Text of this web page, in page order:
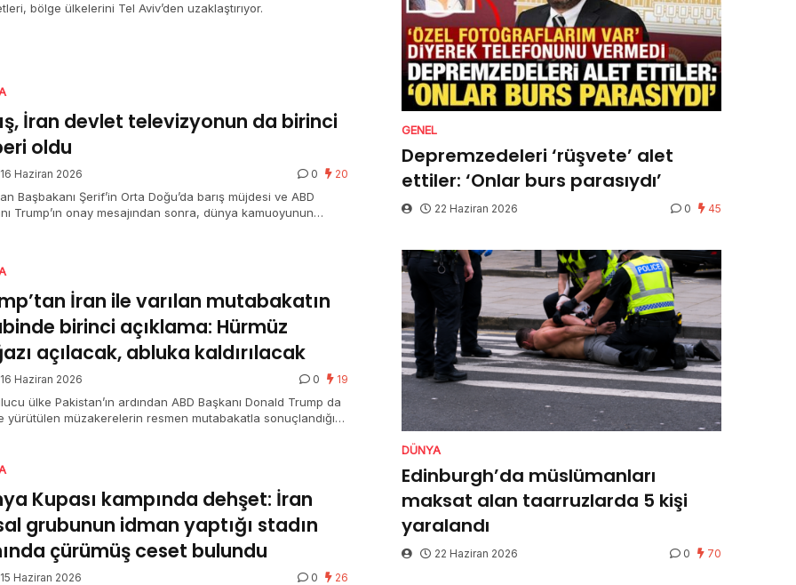
bölge ülkelerini Tel Aviv’den uzaklaştırıyor.
İran devlet televizyonun da birinci
oldu
16 Haziran 2026 0 20
Başbakanı Şerif’in Orta Doğu’da barış müjdesi ve ABD
Trump’ın onay mesajından sonra, dünya kamuoyunun
birinci kere resmi kanallar vasıtasıyla dünyaya duyurdu. İki
karşılıklı açıklamalarıyla tescillenen bu tarihi uzlaşı, global
yeni bir milat olarak kayıtlara geçti.
İran ile varılan mutabakatın
birinci açıklama: Hürmüz
açılacak, abluka kaldırılacak
16 Haziran 2026 0 19
ülke Pakistan’ın ardından ABD Başkanı Donald Trump da
yürütülen müzakerelerin resmen mutabakatla sonuçlandığını
motorlarınızı çalıştırın. Bırakın petrol aksın” tabirlerini
Kupası kampında dehşet: İran
grubunun idman yaptığı stadın
çürümüş ceset bulundu
15 Haziran 2026 0 26
GENEL
Depremzedeleri ‘rüşvete’ alet
ettiler: ‘Onlar burs parasıydı’
22 Haziran 2026 0 45
DÜNYA
Edinburgh’da müslümanları
maksat alan taarruzlarda 5 kişi
yaralandı
22 Haziran 2026 0 70